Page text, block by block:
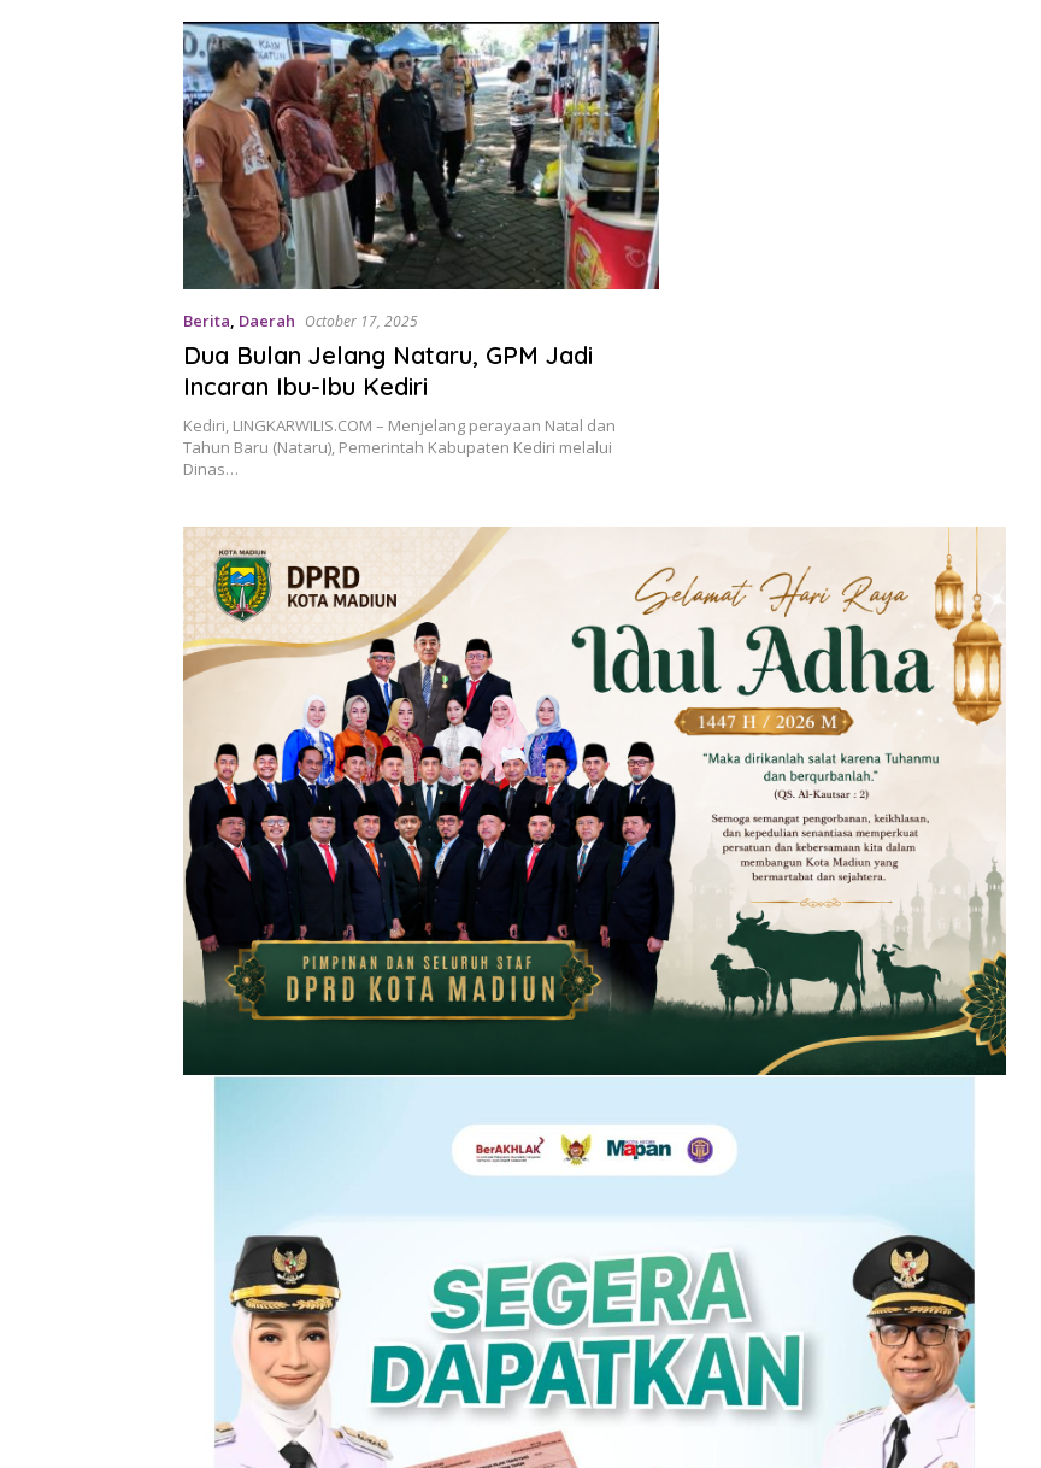
Berita, Daerah October 17, 2025
Dua Bulan Jelang Nataru, GPM Jadi
Incaran Ibu-Ibu Kediri
Kediri, LINGKARWILIS.COM – Menjelang perayaan Natal dan
Tahun Baru (Nataru), Pemerintah Kabupaten Kediri melalui
Dinas…